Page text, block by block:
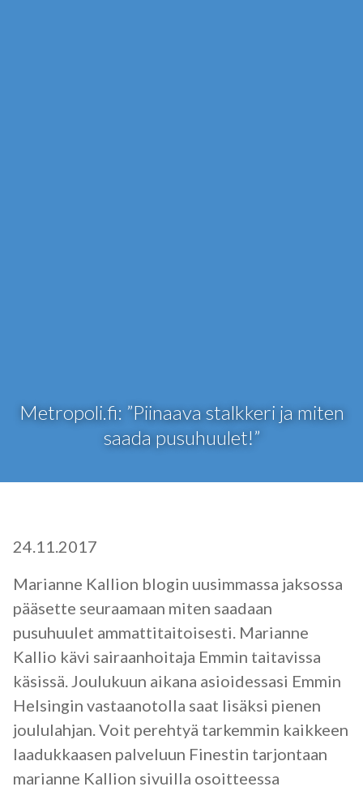
Metropoli.fi: ”Piinaava stalkkeri ja miten
saada pusuhuulet!”
24.11.2017
Marianne Kallion blogin uusimmassa jaksossa
pääsette seuraamaan miten saadaan
pusuhuulet ammattitaitoisesti. Marianne
Kallio kävi sairaanhoitaja Emmin taitavissa
käsissä. Joulukuun aikana asioidessasi Emmin
Helsingin vastaanotolla saat lisäksi pienen
joululahjan. Voit perehtyä tarkemmin kaikkeen
laadukkaasen palveluun Finestin tarjontaan
marianne Kallion sivuilla osoitteessa